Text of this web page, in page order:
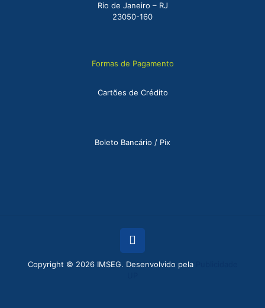
Rio de Janeiro – RJ
23050-160
Formas de Pagamento
Cartões de Crédito
Boleto Bancário / Pix
Copyright © 2026 IMSEG. Desenvolvido pela